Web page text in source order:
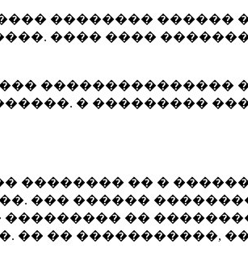
�������� ������
���� ����
���������������
� ���������
�������� �� �
��� ������
��
�� �� �����������,